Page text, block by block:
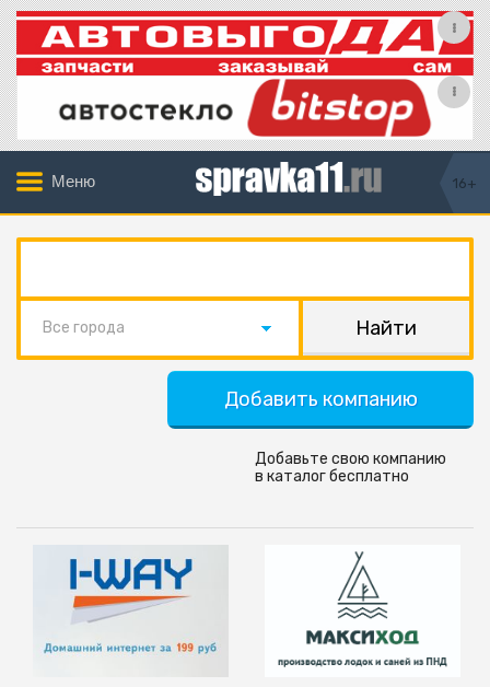
Меню 16+
Все города
Добавить компанию
Добавьте свою компанию
в каталог бесплатно